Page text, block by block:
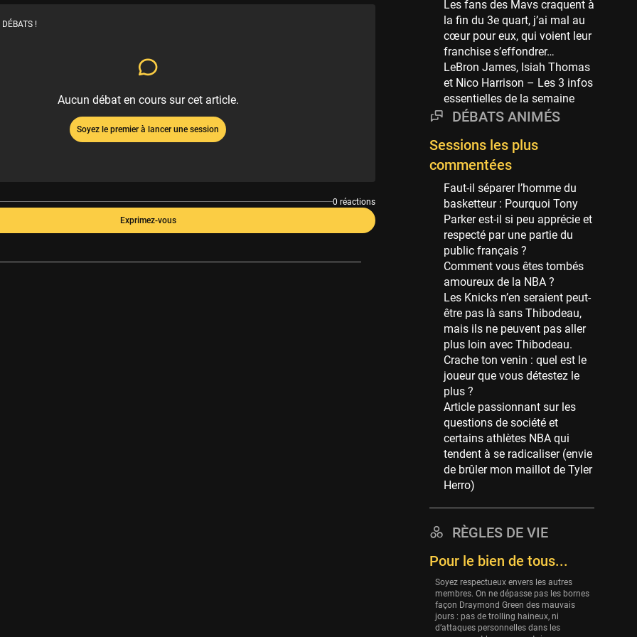
!
Aucun débat en cours sur cet article.
Soyez le premier à lancer une session
0 réactions
Exprimez-vous
69 sessions
Miami Heat
63 sessions
Los Angeles Clippers
61 sessions
Indiana Pacers
New Orleans Pelicans
53 sessions
Jeux Olympiques
52 sessions
Atlanta Hawks
45 sessions
Chicago Bulls
41 sessions
Memphis Grizzlies
39 sessions
Cleveland Cavaliers
Orlando Magic
36 sessions
Euroleague
34 sessions
Charlotte Hornets
32 sessions
31 sessions
Washington Wizards
29 sessions
Portland Trail Blazers
27 sessions
Eurobasket
Les fans des Mavs craquent à
la fin du 3e quart, j’ai mal au
cœur pour eux, qui voient leur
franchise s’effondrer…
LeBron James, Isiah Thomas
et Nico Harrison – Les 3 infos
essentielles de la semaine
DÉBATS ANIMÉS
Sessions les plus
commentées
Faut-il séparer l’homme du
basketteur : Pourquoi Tony
Parker est-il si peu apprécie et
respecté par une partie du
public français ?
Comment vous êtes tombés
amoureux de la NBA ?
Les Knicks n’en seraient peut-
être pas là sans Thibodeau,
mais ils ne peuvent pas aller
plus loin avec Thibodeau.
Crache ton venin : quel est le
joueur que vous détestez le
plus ?
Article passionnant sur les
questions de société et
certains athlètes NBA qui
tendent à se radicaliser (envie
de brûler mon maillot de Tyler
Herro)
RÈGLES DE VIE
Pour le bien de tous...
Soyez respectueux envers les autres
membres. On ne dépasse pas les bornes
façon Draymond Green des mauvais
jours : pas de trolling haineux, ni
d’attaques personnelles dans les